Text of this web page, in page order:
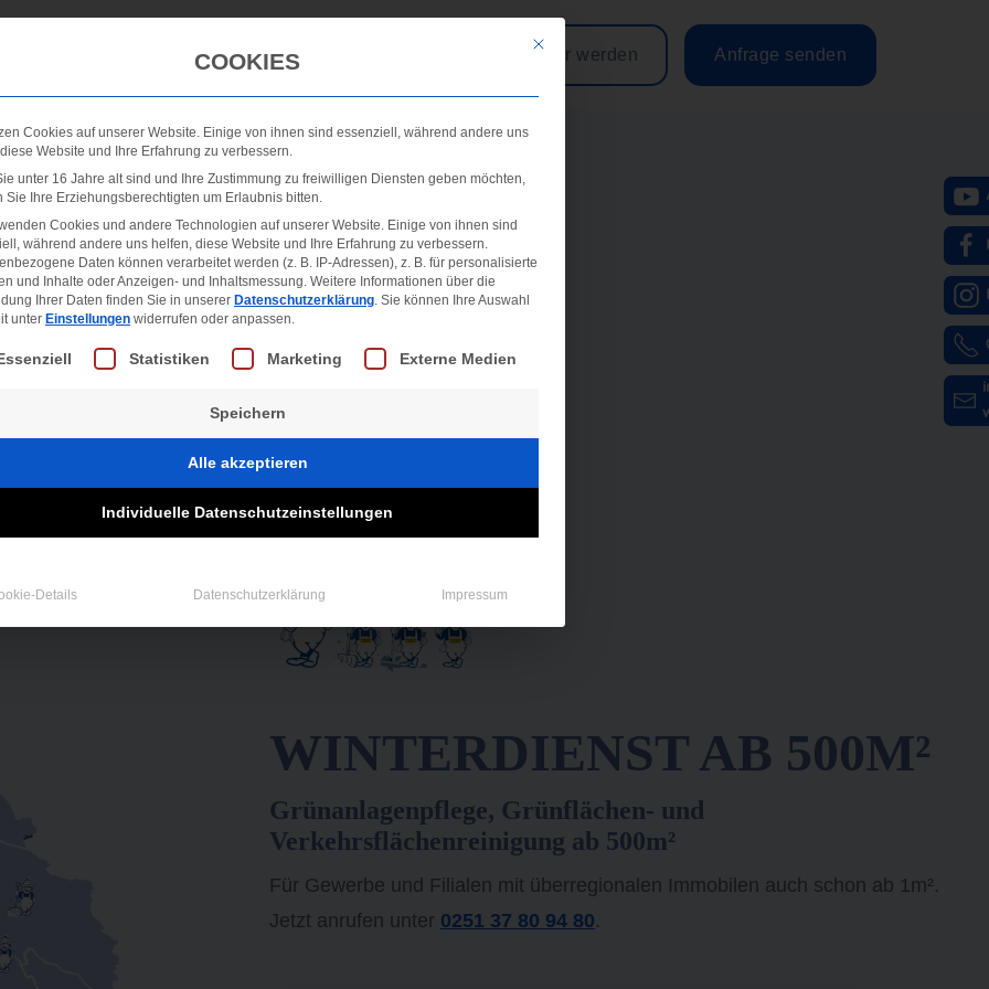
Galerie Neuigkeiten Partner werden Anfrage senden
WINTERDIENST AB 500M²
Grünanlagenpflege, Grünflächen- und
Verkehrsflächenreinigung ab 500m²
Für Gewerbe und Filialen mit überregionalen Immobilen auch schon ab 1m².
Jetzt anrufen unter 0251 37 80 94 80.
Mit diesem Button wird der Dialog geschlossen. Seine Funktionalität ist
COOKIES
Cookies auf unserer Website. Einige von ihnen sind essenziell, während andere uns
Website und Ihre Erfahrung zu verbessern.
unter 16 Jahre alt sind und Ihre Zustimmung zu freiwilligen Diensten geben möchten,
Sie Ihre Erziehungsberechtigten um Erlaubnis bitten.
Cookies und andere Technologien auf unserer Website. Einige von ihnen sind
während andere uns helfen, diese Website und Ihre Erfahrung zu verbessern.
Daten können verarbeitet werden (z. B. IP-Adressen), z. B. für personalisierte
und Inhalte oder Anzeigen- und Inhaltsmessung. Weitere Informationen über die
Ihrer Daten finden Sie in unserer Datenschutzerklärung. Sie können Ihre Auswahl
unter Einstellungen widerrufen oder anpassen.
eine Liste der Service-Gruppen, für die eine Einwilligung erteilt werden kann. Die erste Service-Gruppe ist
Statistiken Marketing Externe Medien
Speichern
Alle akzeptieren
Individuelle Datenschutzeinstellungen
Details Datenschutzerklärung Impressum